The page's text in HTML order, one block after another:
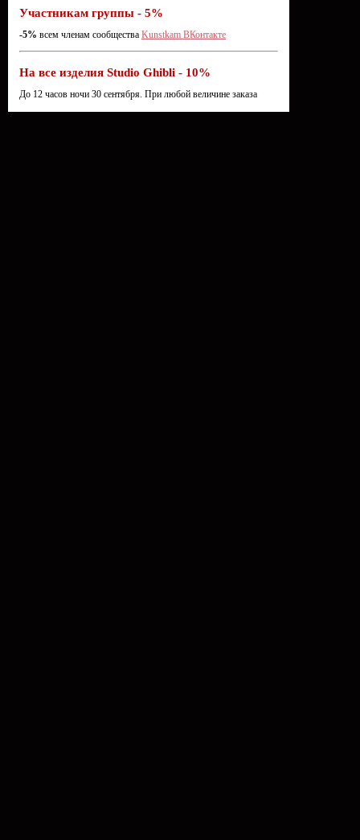
Участникам группы - 5%
-5% всем членам сообщества Kunstkam ВКонтакте
На все изделия Studio Ghibli - 10%
До 12 часов ночи 30 сентября. При любой величине заказа